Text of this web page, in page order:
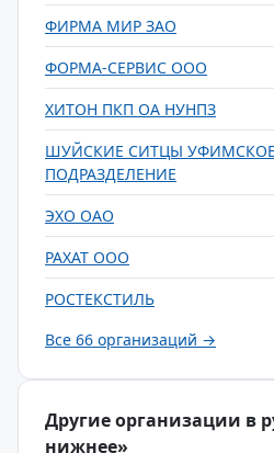
ФИРМА МИР ЗАО
ФОРМА-СЕРВИС ООО
ХИТОН ПКП ОА НУНПЗ
ШУЙСКИЕ СИТЦЫ
ПОДРАЗДЕЛЕНИЕ
ЭХО ОАО
РАХАТ ООО
РОСТЕКСТИЛЬ
Все 66 организаций →
Другие организации в
нижнее»